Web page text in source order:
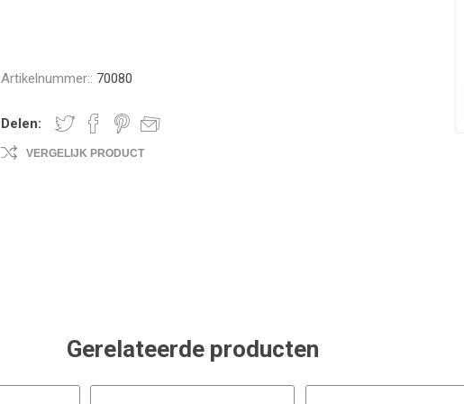
VERGELIJK PRODUCT
Artikelnummer:: 70080
Delen:
Gerelateerde producten